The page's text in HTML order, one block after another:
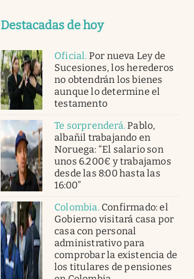
Destacadas de hoy
Oficial. Por nueva Ley de
Sucesiones, los herederos
no obtendrán los bienes
aunque lo determine el
testamento
Te sorprenderá.Pablo,
albañil trabajando en
Noruega: “El salario son
unos 6.200€ y trabajamos
desde las 8:00 hasta las
16:00”
Colombia. Confirmado: el
Gobierno visitará casa por
casa con personal
administrativo para
comprobar la existencia de
los titulares de pensiones